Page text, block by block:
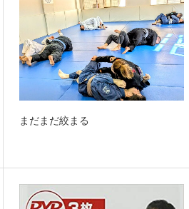
まだまだ絞まる